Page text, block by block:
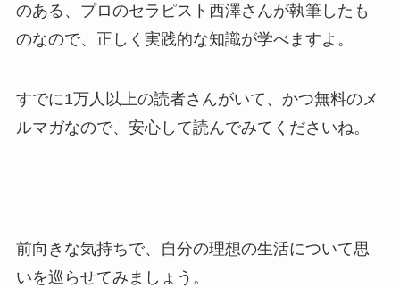
のある、プロのセラピスト西澤さんが執筆したも
のなので、正しく実践的な知識が学べますよ。
すでに1万人以上の読者さんがいて、かつ無料のメ
ルマガなので、安心して読んでみてくださいね。
前向きな気持ちで、自分の理想の生活について思
いを巡らせてみましょう。